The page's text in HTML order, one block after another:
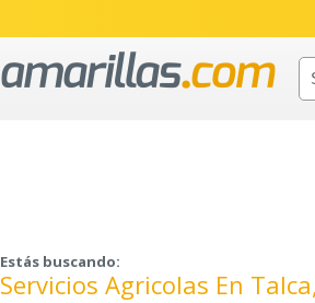
Estás buscando:
Servicios Agricolas En